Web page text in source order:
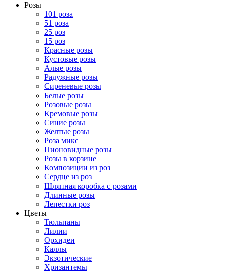
Розы
101 роза
51 роза
25 роз
15 роз
Красные розы
Кустовые розы
Алые розы
Радужные розы
Сиреневые розы
Белые розы
Розовые розы
Кремовые розы
Синие розы
Желтые розы
Роза микс
Пионовидные розы
Розы в корзине
Композиции из роз
Сердце из роз
Шляпная коробка с розами
Длинные розы
Лепестки роз
Цветы
Тюльпаны
Лилии
Орхидеи
Каллы
Экзотические
Хризантемы